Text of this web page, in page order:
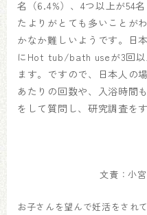
名（6.4%）、4つ以上が54
たよりがとても多いことが
かなか難しいようです。日
にHot tub/bath useが3回以
ます。ですので、日本人の
あたりの回数や、入浴時間
をして質問し、研究調査を
文責：小
お子さんを望んで妊活をされ